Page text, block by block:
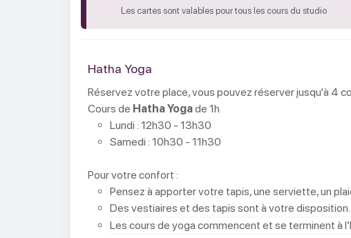
Les cartes sont valables pour tous les cours du studio
Hatha Yoga
Réservez votre place, vous pouvez réserver jusqu'à 4
Cours de Hatha Yogade 1h
Lundi : 12h30 - 13h30
Samedi : 10h30 - 11h30
Pour votre confort :
Pensez à apporter votre tapis, une serviette, un
Des vestiaires et des tapis sont à votre disposition.
Les cours de yoga commencent et se terminent à